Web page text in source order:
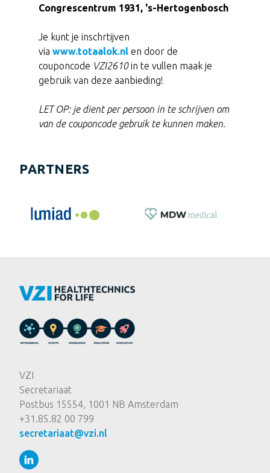
Congrescentrum 1931, 's-Hertogenbosch
Je kunt je inschrtijven
via www.totaalok.nl en door de
couponcode VZI2610in te vullen maak je
gebruik van deze aanbieding!
LET OP: je dient per persoon in te schrijven om
van de couponcode gebruik te kunnen maken.
PARTNERS
VZI
Secretariaat
Postbus 15554, 1001 NB Amsterdam
+31.85.82 00 799
secretariaat@vzi.nl